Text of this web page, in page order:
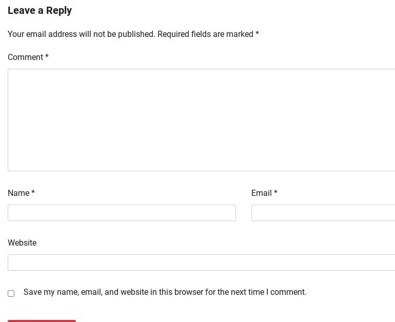
Leave a Reply
Your email address will not be published. Required fields are marked *
Comment *
Name * Email *
Website
Save my name, email, and website in this browser for the next time I comment.